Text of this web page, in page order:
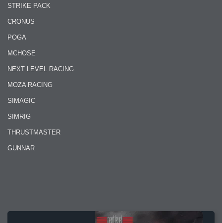
STRIKE PACK
CRONUS
POGA
MCHOSE
NEXT LEVEL RACING
MOZA RACING
SIMAGIC
SIMRIG
THRUSTMASTER
GUNNAR